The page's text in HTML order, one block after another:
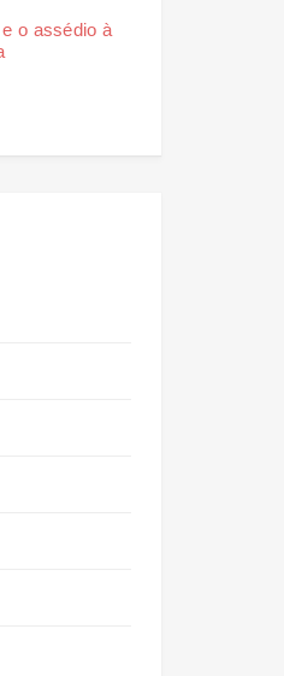
o assédio à